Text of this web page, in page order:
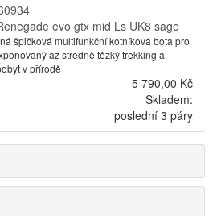
evo gtx mid Ls UK8 sage
špičková multifunkční kotníková bota pro
až středně těžký trekking a
v přírodě
5 790,00 Kč
Skladem:
poslední 3 páry